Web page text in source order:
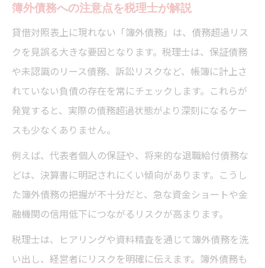
簿外債務への注意点を税理士が解説
貸借対照表上に現れない「簿外債務」は、債務超過リス
クを見誤る大きな要因となります。税理士は、保証債務
や未認識のリース債務、訴訟リスクなど、帳簿に計上さ
れていない負債の存在を常にチェックします。これらが
発覚すると、実際の債務超過状態がより深刻になるケー
スも少なくありません。
例えば、代表者個人の保証や、将来的な退職給付債務な
どは、決算書に明記されにくい傾向があります。こうし
た簿外債務の把握が不十分だと、急な資金ショートや金
融機関の信用低下につながるリスクが高まります。
税理士は、ヒアリングや資料精査を通じて簿外債務を洗
い出し、経営者にリスクを明確に伝えます。簿外債務も